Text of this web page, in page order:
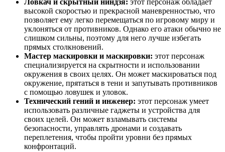
высокой скоростью и прекрасной маневренностью, что
позволяет ему легко перемещаться по игровому миру и
уклоняться от противников. Однако его атаки обычно не
слишком сильны, поэтому для него лучше избегать
прямых столкновений.
Мастер маскировки и маскировки: этот персонаж
специализируется на скрытности и использовании
окружения в своих целях. Он может маскироваться под
окружение, прятаться в тени и запутывать противников
с помощью ловушек и уловок.
Технический гений и инженер: этот персонаж умеет
использовать различные гаджеты и устройства для
своих целей. Он может взламывать системы
безопасности, управлять дронами и создавать
переплетения, чтобы пройти уровни без прямых
конфронтаций.